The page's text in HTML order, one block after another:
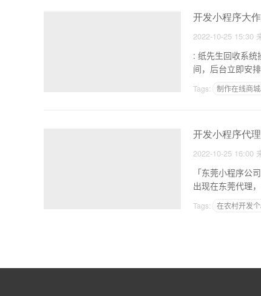
开发小程序大
2022-10-25 15:30
: 纸先生回收系统操作流程 1.客户下单时，会在一键预约回收； 2.回收价
间，后台立即安
Tags: 制作在线商
开发小程序代
2022-10-25 16:00
「东莞小程序公司」东莞做小程序的公
Tags: 在农村开发